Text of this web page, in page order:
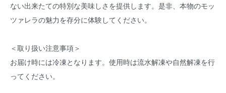
ない出来たての特別な美味しさを提供します。是非、本物のモッ
ツァレラの魅力を存分に体験してください。
＜取り扱い注意事項＞
お届け時には冷凍となります。使用時は流水解凍や自然解凍を行
ってください。